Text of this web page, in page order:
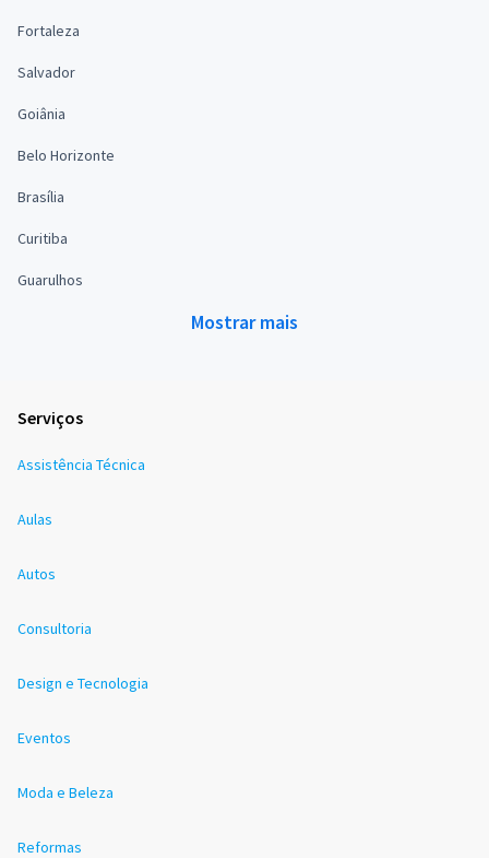
Fortaleza
Salvador
Goiânia
Belo Horizonte
Brasília
Curitiba
Guarulhos
Mostrar mais
Serviços
Assistência Técnica
Aulas
Autos
Consultoria
Design e Tecnologia
Eventos
Moda e Beleza
Reformas